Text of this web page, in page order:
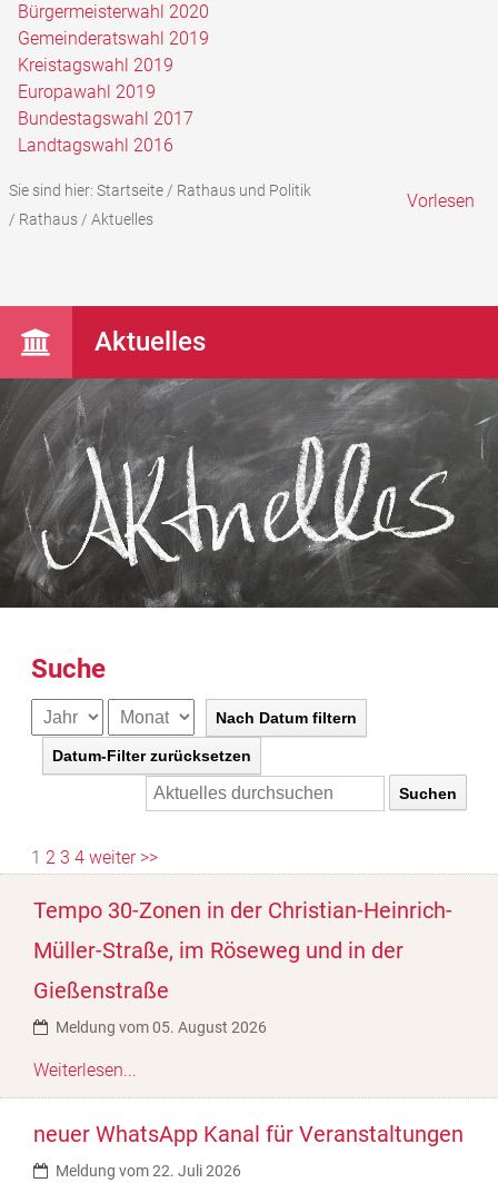
Bürgermeisterwahl 2020
Gemeinderatswahl 2019
Kreistagswahl 2019
Europawahl 2019
Bundestagswahl 2017
Landtagswahl 2016
Sie sind hier: Startseite/ Rathaus und Politik
/ Rathaus/ Aktuelles
Vorlesen
Aktuelles
Suche
Nach Datum filtern
Datum-Filter zurücksetzen
1 2 3 4 weiter >>
Tempo 30-Zonen in der Christian-Heinrich-
Müller-Straße, im Röseweg und in der
Gießenstraße
Meldung vom 05. August 2026
Weiterlesen...
neuer WhatsApp Kanal für Veranstaltungen
Meldung vom 22. Juli 2026